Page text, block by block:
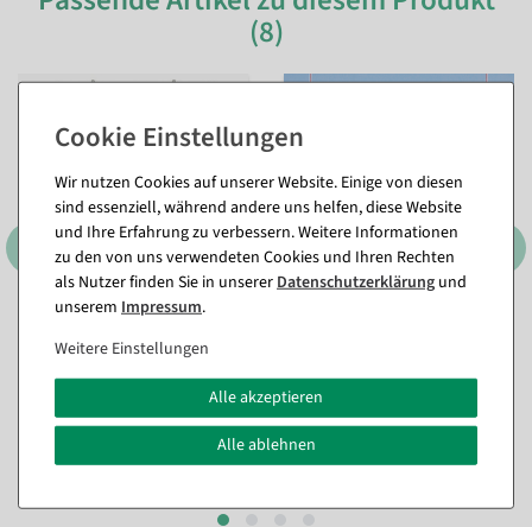
(8)
Sofort versandfähig.
11,84 €
5,89 €
4,95 EUR zzgl. ges. MwSt.
Sofort versandfähig.
7,02 €
2,00 EUR zzgl. ges. MwSt.
Wir nutzen Cookies auf unserer Website. Einige von diesen
sind essenziell, während andere uns helfen, diese Website
und Ihre Erfahrung zu verbessern. Weitere Informationen
zu den von uns verwendeten Cookies und Ihren Rechten
als Nutzer finden Sie in unsererDaten­schutz­erklärung und
unserem Impressum.
Weitere Einstellungen
Alle akzeptieren
Alle ablehnen